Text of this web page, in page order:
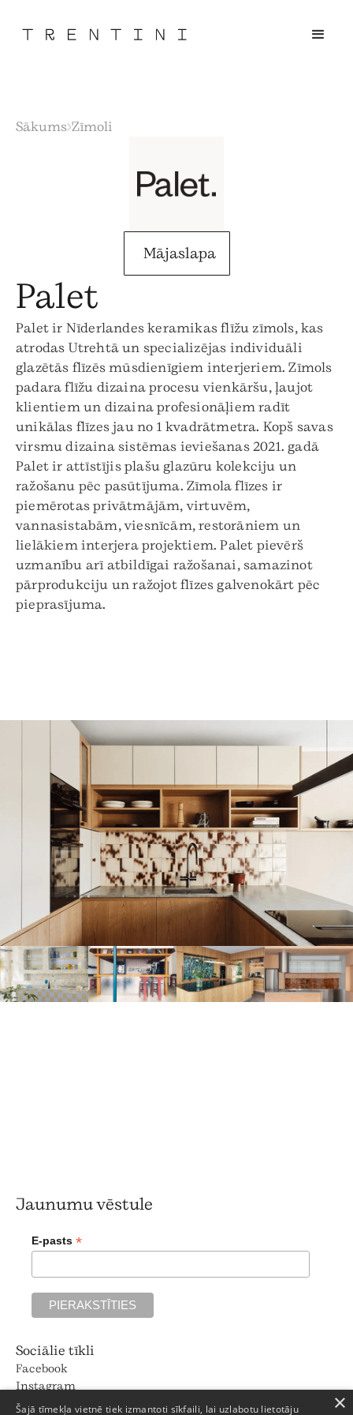
Sākums Zīmoli
Mājaslapa
Palet
Palet ir Nīderlandes keramikas flīžu zīmols, kas
atrodas Utrehtā un specializējas individuāli
glazētās flīzēs mūsdienīgiem interjeriem. Zīmols
padara flīžu dizaina procesu vienkāršu, ļaujot
klientiem un dizaina profesionāļiem radīt
unikālas flīzes jau no 1 kvadrātmetra. Kopš savas
virsmu dizaina sistēmas ieviešanas 2021. gadā
Palet ir attīstījis plašu glazūru kolekciju un
ražošanu pēc pasūtījuma. Zīmola flīzes ir
piemērotas privātmājām, virtuvēm,
vannasistabām, viesnīcām, restorāniem un
lielākiem interjera projektiem. Palet pievērš
uzmanību arī atbildīgai ražošanai, samazinot
pārprodukciju un ražojot flīzes galvenokārt pēc
pieprasījuma.
Jaunumu vēstule
E-pasts *
Sociālie tīkli
Facebook
Instagram
Pinterest
×
Šajā tīmekļa vietnē tiek izmantoti sīkfaili, lai uzlabotu lietotāju